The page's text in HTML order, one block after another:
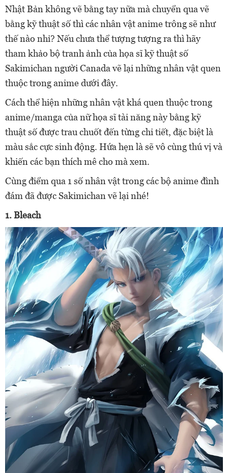
Nhật Bản không vẽ bằng tay nữa mà chuyển qua vẽ
bằng kỹ thuật số thì các nhân vật anime trông sẽ như
thế nào nhỉ? Nếu chưa thể tượng tượng ra thì hãy
tham khảo bộ tranh ảnh của họa sĩ kỹ thuật số
Sakimichan người Canada vẽ lại những nhân vật quen
thuộc trong anime dưới đây.
Cách thể hiện những nhân vật khá quen thuộc trong
anime/manga của nữ họa sĩ tài năng này bằng kỹ
thuật số được trau chuốt đến từng chi tiết, đặc biệt là
màu sắc cực sinh động. Hứa hẹn là sẽ vô cùng thú vị và
khiến các bạn thích mê cho mà xem.
Cùng điểm qua 1 số nhân vật trong các bộ anime đình
đám đã được Sakimichan vẽ lại nhé!
1. Bleach